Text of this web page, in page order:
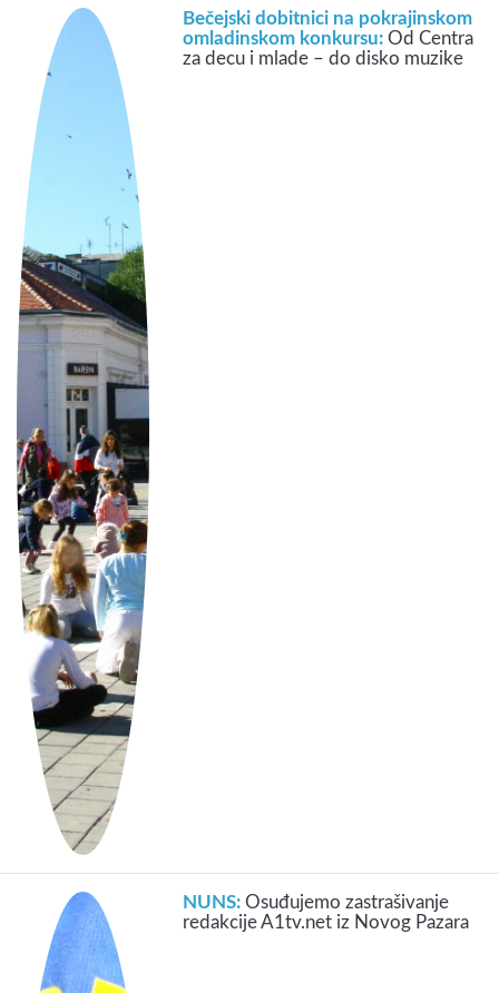
Bečejski dobitnici na pokrajinskom
omladinskom konkursu:Od Centra
za decu i mlade – do disko muzike
NUNS:Osuđujemo zastrašivanje
redakcije A1tv.net iz Novog Pazara